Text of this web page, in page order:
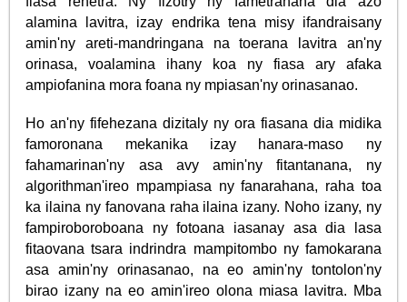
alamina lavitra, izay endrika tena misy ifandraisany
amin'ny areti-mandringana na toerana lavitra an'ny
orinasa, voalamina ihany koa ny fiasa ary afaka
ampiofanina mora foana ny mpiasan'ny orinasanao.
Ho an'ny fifehezana dizitaly ny ora fiasana dia midika
famoronana mekanika izay hanara-maso ny
fahamarinan'ny asa avy amin'ny fitantanana, ny
algorithman'ireo mpampiasa ny fanarahana, raha toa
ka ilaina ny fanovana raha ilaina izany. Noho izany, ny
fampiroboroboana ny fotoana iasanay asa dia lasa
fitaovana tsara indrindra mampitombo ny famokarana
asa amin'ny orinasanao, na eo amin'ny tontolon'ny
birao izany na eo amin'ireo olona miasa lavitra. Mba